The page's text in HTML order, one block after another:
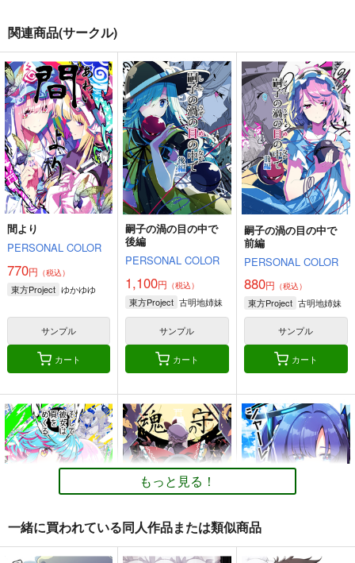
本能のままに。総集編
自称清純派
770円（税込）
東方Project
博麗霊夢
フランドール＝スカーレット
レミリア＝スカーレット
サンプル
カート
３の色
PERSONAL COLOR
1,100円（税込）
東方Project
霧雨魔理沙×アリス
サンプル
カート
２の色
PERSONAL COLOR
1,100円（税込）
東方Project
レミリア×十六夜咲夜
サンプル
カート
１の色
PERSONAL COLOR
1,100円 （税込）
霧雨魔理沙×アリス
サンプル
ニートの奇妙な冒険・
完全版
さいピン
2,420円（税込）
東方Project
十六夜咲夜
サンプル
乙女ジャンキー 再録
集6
ギロチン銀座
1,352円（税込）
青蛾娘々
関連商品(サークル)
間より
PERSONAL COLOR
770円 （税込）
東方Project ゆかゆゆ
サンプル
カート
嗣子の渦の目の中で
後編
PERSONAL COLOR
1,100円 （税込）
東方Project 古明地姉妹
サンプル
カート
嗣子の渦の目の中で
前編
PERSONAL COLOR
880円 （税込）
東方Project 古明地姉妹
サンプル
カート
もっと見る！
一緒に買われている同人作品または類似商品